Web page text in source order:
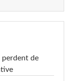
perdent de